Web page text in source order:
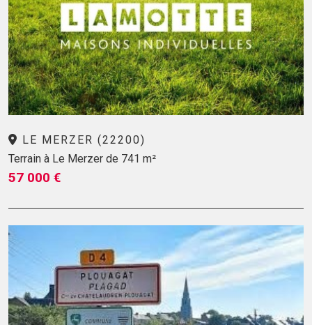
LE MERZER (22200)
Terrain à Le Merzer de 741 m²
57 000 €